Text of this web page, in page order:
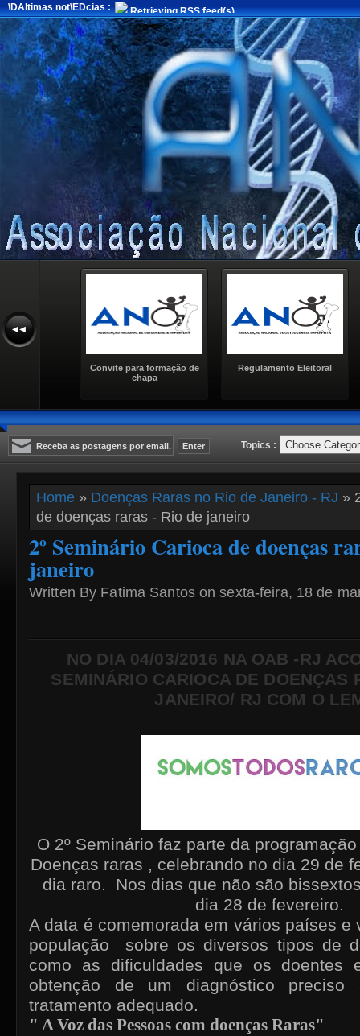
\DAltimas not\EDcias : Retrieving RSS feed(s)
Convite para formação de
chapa
Regulamento Eleitoral
Topics :
Home » Doenças Raras no Rio de Janeiro - RJ »
de doenças raras - Rio de janeiro
2º Seminário Carioca de doenças
janeiro
Written By Fatima Santos on sexta-feira, 18 de
NO DIA 04/03/2016 NA OAB -RJ
SEMINÁRIO CARIOCA DE DOENÇAS
JANEIRO/ RJ COM O
O 2º Seminário faz parte da
Doenças raras , celebrando no dia 29 de
dia raro. Nos dias que não são
dia 28 de fevereiro.
A data é comemorada em vários países e
população sobre os diversos tipos de
como as dificuldades que os doentes
obtenção de um diagnóstico
tratamento adequado.
" A Voz das Pessoas com doenças Raras"